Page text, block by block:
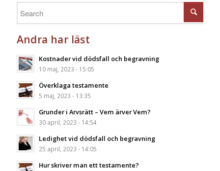
Andra har läst
Kostnader vid dödsfall och begravning
10 maj, 2023 - 15:05
Överklaga testamente
5 maj, 2023 - 13:35
Grunder i Arvsrätt – Vem ärver Vem?
30 april, 2023 - 14:54
Ledighet vid dödsfall och begravning
25 april, 2023 - 14:05
Hur skriver man ett testamente?